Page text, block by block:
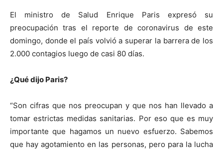
El ministro de Salud Enrique Paris expresó su
preocupación tras el reporte de coronavirus de este
domingo, donde el país volvió a superar la barrera de los
2.000 contagios luego de casi 80 días.
¿Qué dijo Paris?
“Son cifras que nos preocupan y que nos han llevado a
tomar estrictas medidas sanitarias. Por eso que es muy
importante que hagamos un nuevo esfuerzo. Sabemos
que hay agotamiento en las personas, pero para la lucha